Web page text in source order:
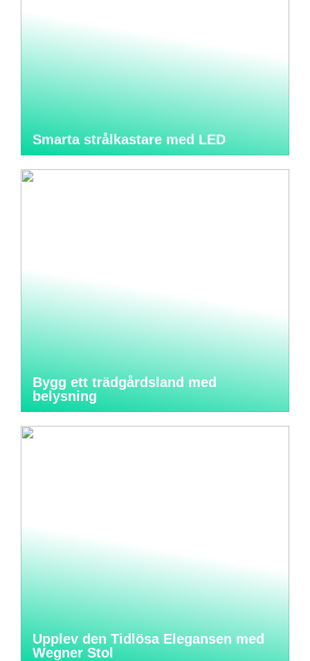
Smarta strålkastare med LED
Bygg ett trädgårdsland med
belysning
Upplev den Tidlösa Elegansen med
Wegner Stol